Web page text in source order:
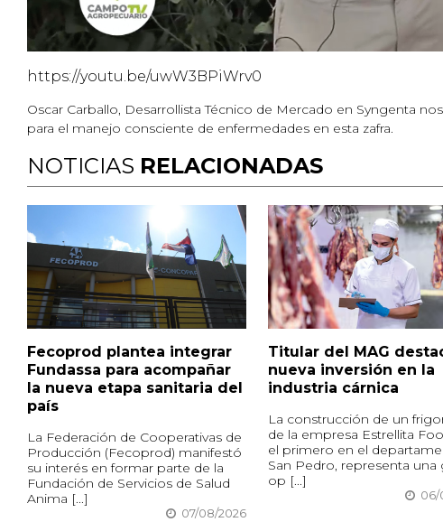
https://youtu.be/uwW3BPiWrv0
Oscar Carballo, Desarrollista Técnico de Mercado en Syngenta
para el manejo consciente de enfermedades en esta zafra.
NOTICIAS RELACIONADAS
Fecoprod plantea integrar
Fundassa para acompañar
la nueva etapa sanitaria del
país
La Federación de Cooperativas de
Producción (Fecoprod) manifestó
su interés en formar parte de la
Fundación de Servicios de Salud
Anima [...]
07/08/2026
Titular del MAG
nueva inversión en la
industria cárnica
La construcción de un
de la empresa Estrellita
el primero en el
San Pedro, representa una
op [...]
06/